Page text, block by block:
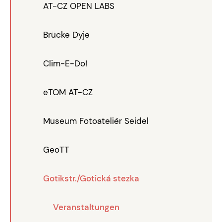
AT-CZ OPEN LABS
Brücke Dyje
Clim-E-Do!
eTOM AT-CZ
Museum Fotoateliér Seidel
GeoTT
Gotikstr./Gotická stezka
Veranstaltungen